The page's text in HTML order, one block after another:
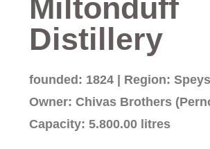
Miltonduff
Distillery
founded: 1824 | Region:
Owner: Chivas Brothers
Capacity: 5.800.00 litres